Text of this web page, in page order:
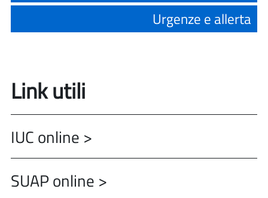
Urgenze e allerta
Link utili
IUC online >
SUAP online >